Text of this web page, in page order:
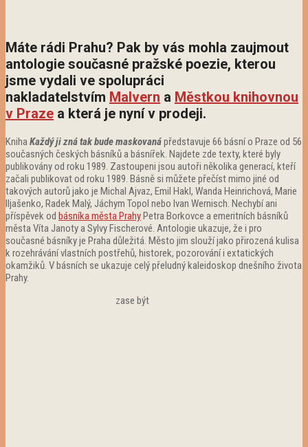
Máte rádi Prahu? Pak by vás mohla zaujmout
antologie současné pražské poezie, kterou
jsme vydali ve spolupráci
nakladatelstvím Malvern a Městkou knihovnou
v Praze a která je nyní v prodeji.
KnihaKaždý ji zná tak bude maskovanápředstavuje 66 básní o Praze od 56
současných českých básníků a básnířek. Najdete zde texty, které byly
publikovány od roku 1989. Zastoupeni jsou autoři několika generací, kteří
začali publikovat od roku 1989. Básně si můžete přečíst mimo jiné od
takových autorů jako je Michal Ajvaz, Emil Hakl, Wanda Heinrichová, Marie
Iljašenko, Radek Malý, Jáchym Topol nebo Ivan Wernisch. Nechybí ani
příspěvek od básníka města PrahyPetra Borkovce a emeritních básníků
města Víta Janoty a Sylvy Fischerové. Antologie ukazuje, že i pro
současné básníky je Praha důležitá. Město jim slouží jako přirozená kulisa
k rozehrávání vlastních postřehů, historek, pozorování i extatických
okamžiků. V básních se ukazuje celý přeludný kaleidoskop dnešního života
Prahy.
zase být